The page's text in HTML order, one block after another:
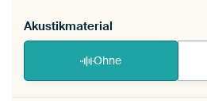
Akustikmaterial
Ohne